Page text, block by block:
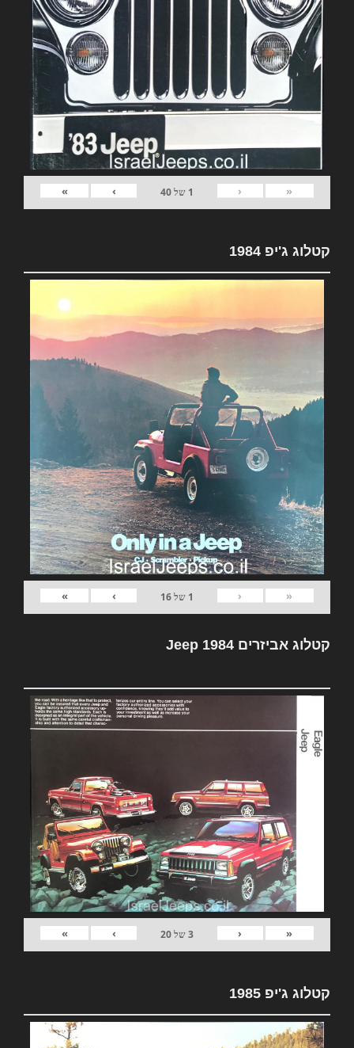
«
‹
1 של40
›
»
קטלוג ג'יפ 1984
«
‹
1 של16
›
»
קטלוג אביזרים Jeep 1984
«
‹
3של20
›
»
קטלוג ג'יפ 1985